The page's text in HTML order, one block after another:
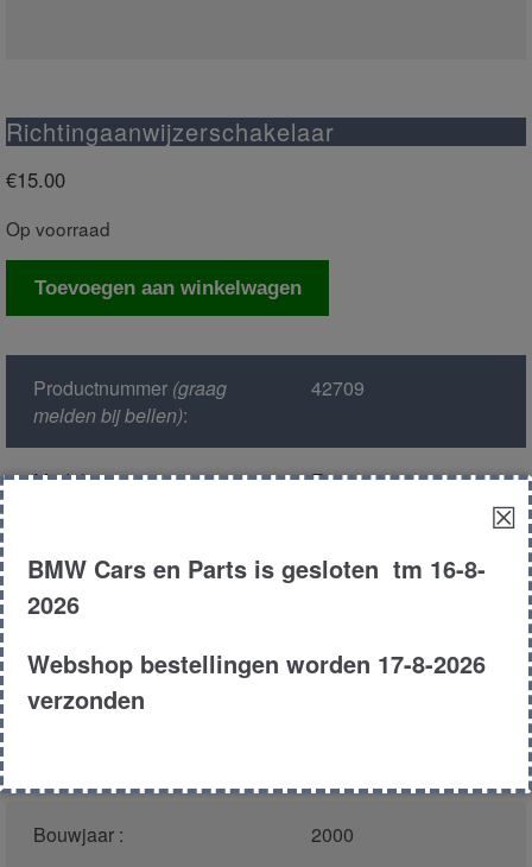
Richtingaanwijzerschakelaar
€15.00
Op voorraad
Richtingaanwijzerschakelaar
Toevoegen aan winkelwagen
Productnummer(graag
melden bij bellen):
42709
Model : E36
2 unilakierung
Motor type :
Bouwjaar : 2000
☒
BMW Cars en Parts is gesloten tm 16-8-
2026
Webshop bestellingen worden 17-8-2026
verzonden